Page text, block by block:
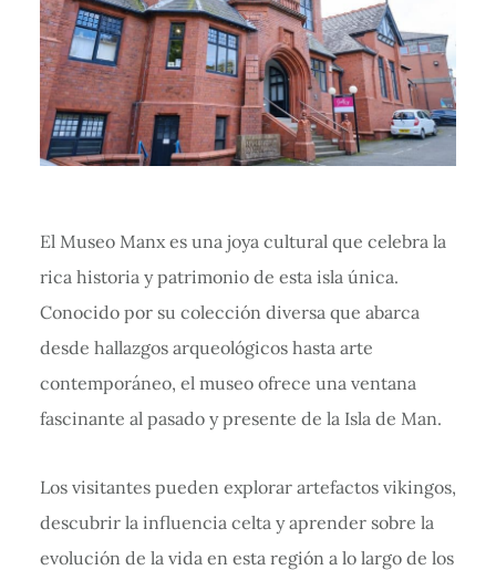
El Museo Manx es una joya cultural que celebra la
rica historia y patrimonio de esta isla única.
Conocido por su colección diversa que abarca
desde hallazgos arqueológicos hasta arte
contemporáneo, el museo ofrece una ventana
fascinante al pasado y presente de la Isla de Man.
Los visitantes pueden explorar artefactos vikingos,
descubrir la influencia celta y aprender sobre la
evolución de la vida en esta región a lo largo de los